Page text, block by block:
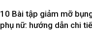
10 Bài tập giảm mỡ
phụ nữ: hướng dẫn chi